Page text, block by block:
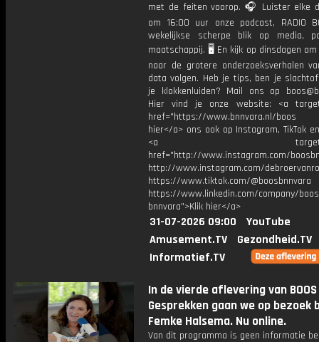
met de feiten voorop. 🎧 Luister elke
om 16:00 uur onze podcast, RADIO
wekelijkse scherpe blik op media,
maatschappij. 🖥️ En kijk op dinsdagen
naar de grotere onderzoeksverhalen
data volgen. Heb je tips, ben je
je klokkenluiden? Mail ons op
Hier vind je onze website: <a
href="https://www.bnnvara.nl/boos
hier</a> ons ook op Instagram, TikTok
<a
href="http://www.instagram.com/
http://www.instagram.com/
https://www.tiktok.com/@boosbnnvara
https://www.linkedin.com/company/
bnnvara">Klik hier</a>
31-07-2026 09:00
YouTube
Amusement.TV
Gezondheid.TV
Informatief.TV
In de vierde aflevering van
Gesprekken gaan we op bezoek
Femke Halsema. Nu online.
Van dit programma is geen informatie